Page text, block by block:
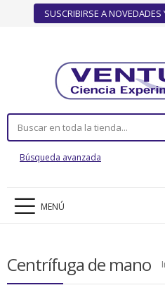
SUSCRIBIRSE A NOVEDADES
Búsqueda avanzada
MENÚ
Centrífuga de mano